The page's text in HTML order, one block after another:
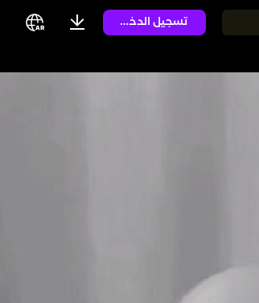
تسجيل الدخول